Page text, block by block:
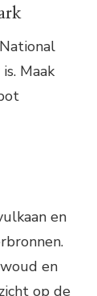
Maak
en
en
op de